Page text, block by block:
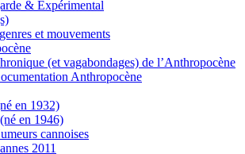
& Expérimental
et mouvements
(et vagabondages) de l’Anthropocène
Anthropocène
en 1932)
en 1946)
cannoises
2011